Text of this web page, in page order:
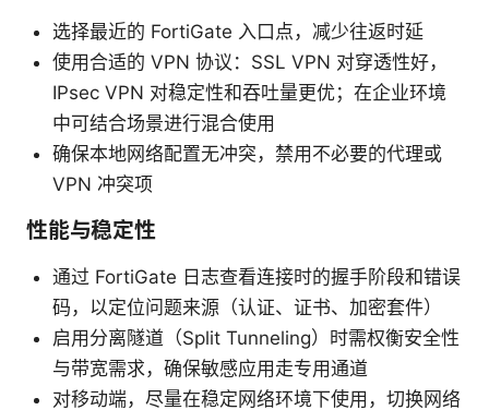
选择最近的 FortiGate 入口点，减少往返时延
使用合适的 VPN 协议：SSL VPN 对穿透性好，
IPsec VPN 对稳定性和吞吐量更优；在企业环境
中可结合场景进行混合使用
确保本地网络配置无冲突，禁用不必要的代理或
VPN 冲突项
性能与稳定性
通过 FortiGate 日志查看连接时的握手阶段和错误
码，以定位问题来源（认证、证书、加密套件）
启用分离隧道（Split Tunneling）时需权衡安全性
与带宽需求，确保敏感应用走专用通道
对移动端，尽量在稳定网络环境下使用，切换网络